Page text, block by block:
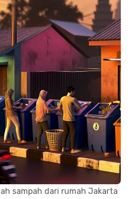
sampah dari rumah Jakarta